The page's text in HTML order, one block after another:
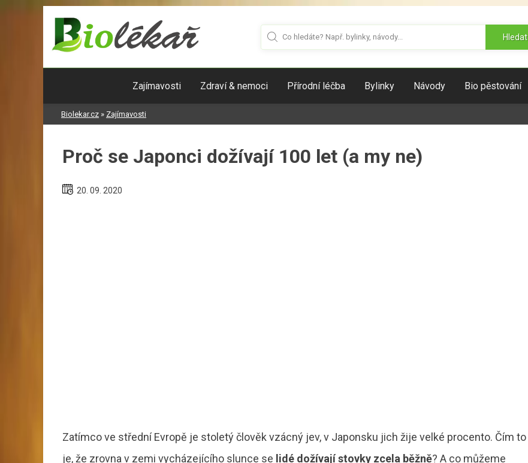
Hledat
Zajímavosti Zdraví & nemoci Přírodní léčba Bylinky Návody Bio pěstování
Biolekar.cz » Zajímavosti
Proč se Japonci dožívají 100 let (a my ne)
20. 09. 2020
Zatímco ve střední Evropě je stoletý člověk vzácný jev, v Japonsku jich žije velké procento. Čím to
je, že zrovna v zemi vycházejícího slunce se lidé dožívají stovky zcela běžně? A co můžeme